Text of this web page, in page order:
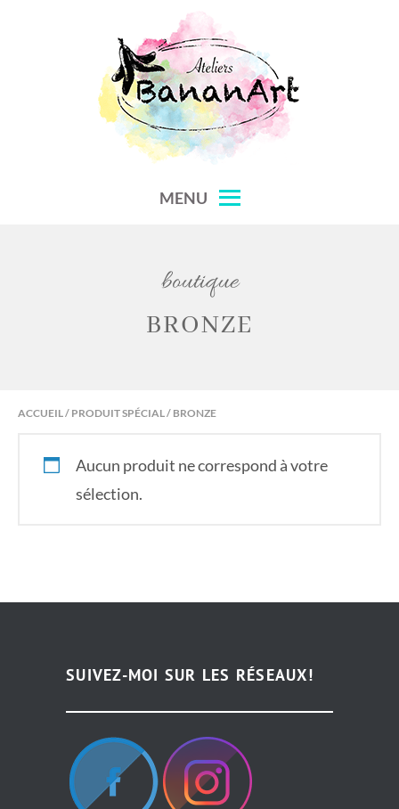
MENU
boutique
BRONZE
ACCUEIL/ PRODUIT SPÉCIAL / BRONZE
Aucun produit ne correspond à votre
sélection.
SUIVEZ-MOI SUR LES RÉSEAUX!